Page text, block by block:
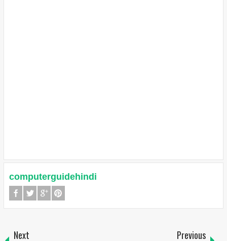
computerguidehindi
Next Previous